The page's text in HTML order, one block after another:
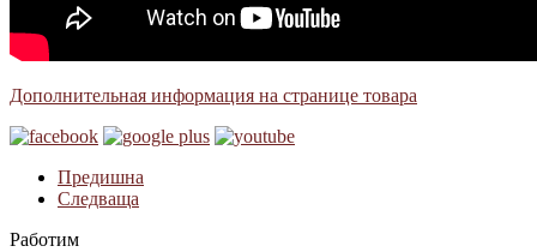
Дополнительная информация на странице товара
Предишна
Следваща
Работим